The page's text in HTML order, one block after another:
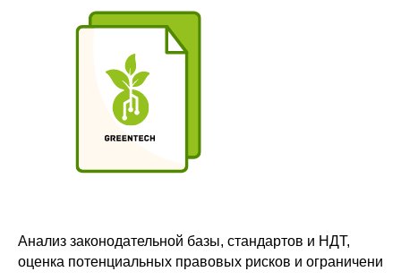
Анализ законодательной базы, стандартов и НДТ,
оценка потенциальных правовых рисков и ограничени